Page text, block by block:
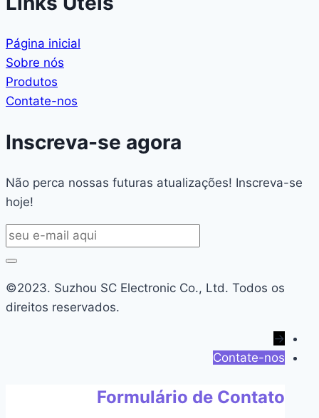
Página inicial
Sobre nós
Produtos
Contate-nos
Inscreva-se agora
Não perca nossas futuras atualizações! Inscreva-se
hoje!
©2023. Suzhou SC Electronic Co., Ltd. Todos os
direitos reservados.
→
Contate-nos
Formulário de Contato